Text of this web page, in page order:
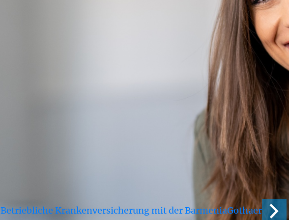
Betriebliche Krankenversicherung mit der BarmeniaGothaer